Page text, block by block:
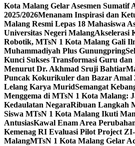
Kota Malang Gelar Asesmen
2025/2026Menanam Inspirasi dan
Malang Resmi Lepas 18 Mahasiswa
Universitas Negeri MalangAkselerasi
Robotik, MTsN 1 Kota Malang Gali
Muhammadiyah Plus Gunungpring
Kunci Sukses Transformasi Guru
Menurut Dr. Akhmad Sruji Bahtiar
Puncak Kokurikuler dan Bazar Amal
Lelang Karya MuridSemangat
Menggema di MTsN 1 Kota Malang:
Kedaulatan NegaraRibuan Langkah
Siswa MTsN 1 Kota Malang Ikuti
AntusiasKawal Enam Area
Kemenag RI Evaluasi Pilot Project
MalangMTsN 1 Kota Malang Gelar